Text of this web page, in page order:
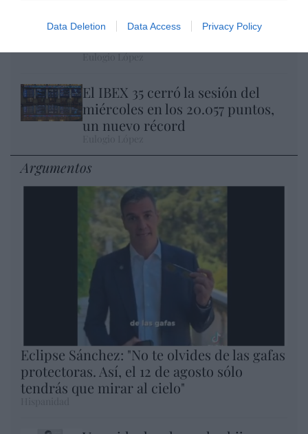
Data Deletion Data Access Privacy Policy
con Hacienda por 700.000
El IBEX 35 cerró la sesión del
miércoles en los 20.057 puntos,
un nuevo récord
Argumentos
Eclipse Sánchez: "No te olvides de las gafas
protectoras. Así, el 12 de agosto sólo
tendrás que mirar al cielo"